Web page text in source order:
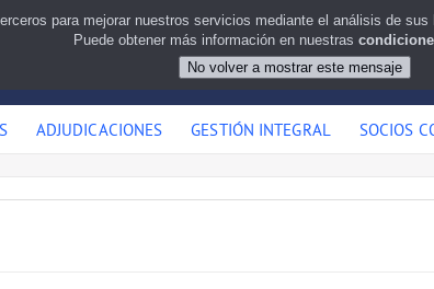
ADJUDICACIONES GESTIÓN INTEGRAL SOCIOS
para mejorar nuestros servicios mediante el análisis de
Puede obtener más información en nuestras